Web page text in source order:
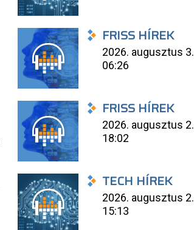
FRISS HÍREK
2026. augusztus 3.
06:26
FRISS HÍREK
2026. augusztus 2.
18:02
TECH HÍREK
2026. augusztus 2.
15:13